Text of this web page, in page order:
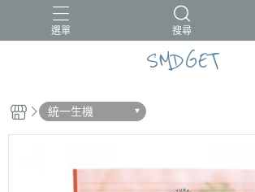
選單 搜尋
#新品上市 CÓCOES
SMDGET
統一生機